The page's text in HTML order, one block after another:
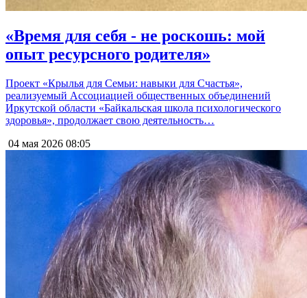
«Время для себя - не роскошь: мой
опыт ресурсного родителя»
Проект «Крылья для Семьи: навыки для Счастья»,
реализуемый Ассоциацией общественных объединений
Иркутской области «Байкальская школа психологического
здоровья», продолжает свою деятельность…
04 мая 2026 08:05